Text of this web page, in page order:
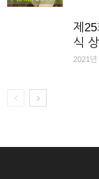
제
식
2021년